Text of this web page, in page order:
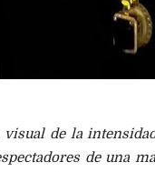
de la
de una